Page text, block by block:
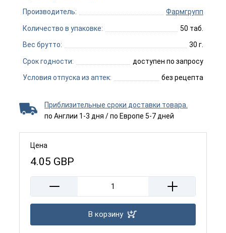
Производитель: Фармгрупп
Количество в упаковке: 50 таб.
Вес брутто: 30 г.
Срок годности: доступен по запросу
Условия отпуска из аптек: без рецепта
Приблизительные сроки доставки товара.
по Англии 1-3 дня / по Европе 5-7 дней
Цена
4.05 GBP
В корзину